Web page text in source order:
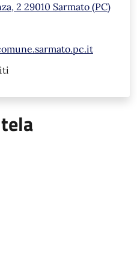
2 29010 Sarmato (PC)